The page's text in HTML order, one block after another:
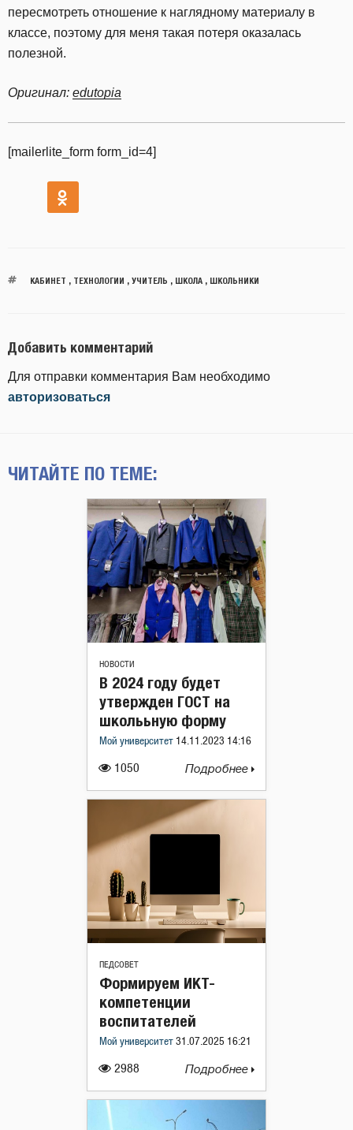
пересмотреть отношение к наглядному материалу в
классе, поэтому для меня такая потеря оказалась
полезной.
Оригинал: edutopia
[mailerlite_form form_id=4]
КАБИНЕТ , ТЕХНОЛОГИИ , УЧИТЕЛЬ , ШКОЛА, ШКОЛЬНИКИ
Добавить комментарий
Для отправки комментария Вам необходимо
авторизоваться
ЧИТАЙТЕ ПО ТЕМЕ:
НОВОСТИ
1050
В 2024 году будет
утвержден ГОСТ на
школььную форму
Мой университет 14.11.2023 14:16
Подробнее
ПЕДСОВЕТ
2988
Формируем ИКТ-
компетенции
воспитателей
Мой университет 31.07.2025 16:21
Подробнее